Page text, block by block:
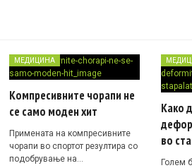
МЕДИЦИНА
Компресивните чорапи не
се само моден хит
Примената на компресивните
чорапи во спортот резултира со
подобрување на…
Како
во
Голем